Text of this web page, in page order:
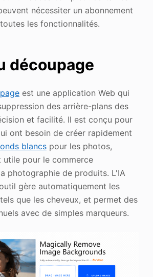
nécessiter un abonnement
les fonctionnalités.
découpage
est une application Web qui
des arrière-plans des
et facilité. Il est conçu pour
ont besoin de créer rapidement
blancspour les photos,
utile pour le commerce
photographie de produits. L'IA
gère automatiquement les
que les cheveux, et permet des
avec de simples marqueurs.